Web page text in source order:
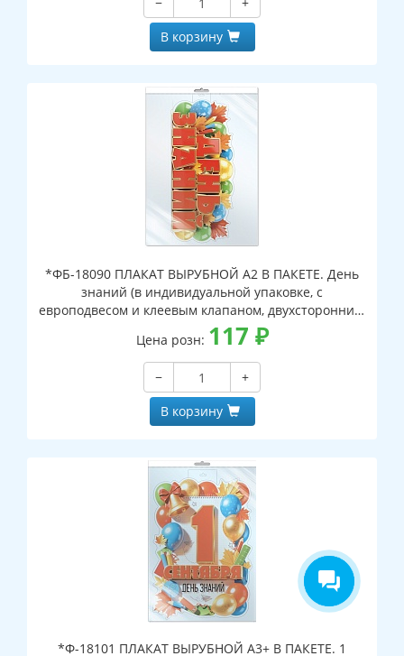
В корзину
*ФБ-18090 ПЛАКАТ ВЫРУБНОЙ А2 В ПАКЕТЕ. День
знаний (в индивидуальной упаковке, с
европодвесом и клеевым клапаном, двухсторонний,
ВД-лак)
Цена розн: 117 ₽
−
+
В корзину
*Ф-18101 ПЛАКАТ ВЫРУБНОЙ А3+ В ПАКЕТЕ. 1